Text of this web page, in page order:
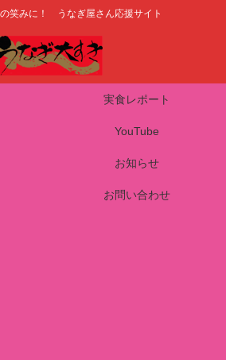
笑みに！ うなぎ屋さん応援サイト
実食レポート
YouTube
お知らせ
お問い合わせ